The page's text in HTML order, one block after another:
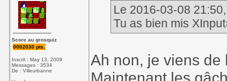
Score au grosquiz
0002030 pts.
Inscrit : May 13, 2009
Messages : 3534
De : Villeurbanne
Le 2016-03-08
Tu as bien mis
Ah non, je viens de
Maintenant les